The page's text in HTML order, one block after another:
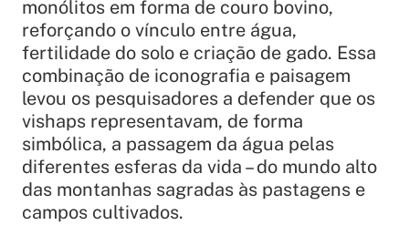
monólitos em forma de couro bovino,
reforçando o vínculo entre água,
fertilidade do solo e criação de gado. Essa
combinação de iconografia e paisagem
levou os pesquisadores a defender que os
vishaps representavam, de forma
simbólica, a passagem da água pelas
diferentes esferas da vida – do mundo alto
das montanhas sagradas às pastagens e
campos cultivados.